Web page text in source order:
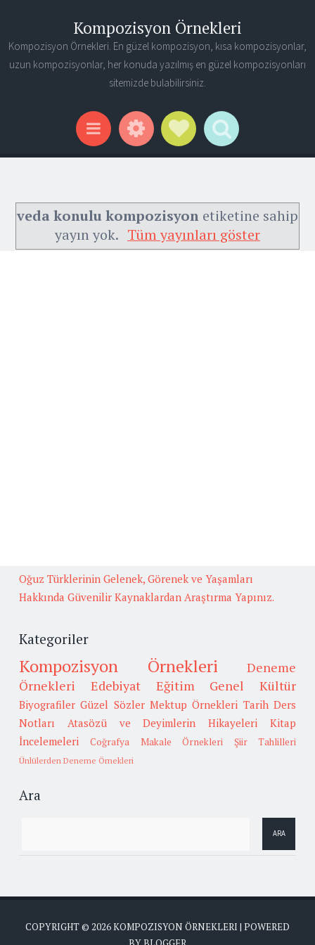
Kompozisyon Örnekleri
Kompozisyon Örnekleri. En güzel kompozisyon, kısa kompozisyonlar,
uzun kompozisyonlar, her konuda yazılmış en güzel kompozisyonları
sitemizde bulabilirsiniz.
Menu WidgetsSocial Links
Search
veda konulu kompozisyon etiketine sahip
yayın yok. Tüm yayınları göster
Oğuz Türklerinin Gelenek, Görenek ve Yaşamları
Hakkında Güvenilir Kaynaklardan Araştırma Yapınız.
Kategoriler
Kompozisyon Örnekleri
Deneme
Örnekleri
Edebiyat Eğitim Genel Kültür
Biyografiler Güzel Sözler Mektup Örnekleri Tarih Ders
Notları
Atasözü ve Deyimlerin Hikayeleri
Kitap
İncelemeleri
Coğrafya Makale Örnekleri Şiir Tahlilleri
Ünlülerden Deneme Örnekleri
Ara
COPYRIGHT © 2026KOMPOZISYON ÖRNEKLERI | POWERED